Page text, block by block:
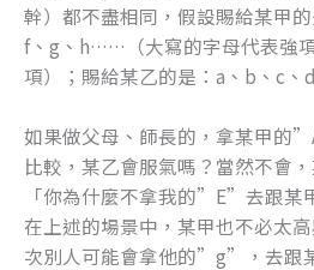
幹）都不盡相同，假設賜給某甲的
f、g、h……（大寫的字母代表強
項）；賜給某乙的是：a、b、c
如果做父母、師長的，拿某甲
比較，某乙會服氣嗎？當然不會
「你為什麼不拿我的”E”去跟某
在上述的場景中，某甲也不必太
次別人可能會拿他的”g”，去跟